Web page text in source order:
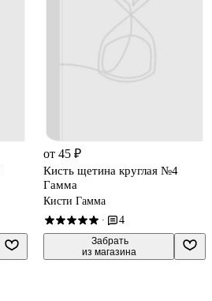
от 45 ₽
Кисть щетина круглая №4
Гамма
Кисти Гамма
· 4
Забрать
из магазина